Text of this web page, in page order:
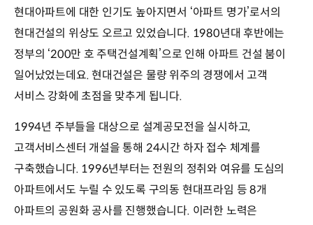
현대아파트에 대한 인기도 높아지면서 ‘아파트 명가’로서의
현대건설의 위상도 오르고 있었습니다. 1980년대 후반에는
정부의 ‘200만 호 주택건설계획’으로 인해 아파트 건설 붐이
일어났었는데요. 현대건설은 물량 위주의 경쟁에서 고객
서비스 강화에 초점을 맞추게 됩니다.
1994년 주부들을 대상으로 설계공모전을 실시하고,
고객서비스센터 개설을 통해 24시간 하자 접수 체계를
구축했습니다. 1996년부터는 전원의 정취와 여유를 도심의
아파트에서도 누릴 수 있도록 구의동 현대프라임 등 8개
아파트의 공원화 공사를 진행했습니다. 이러한 노력은